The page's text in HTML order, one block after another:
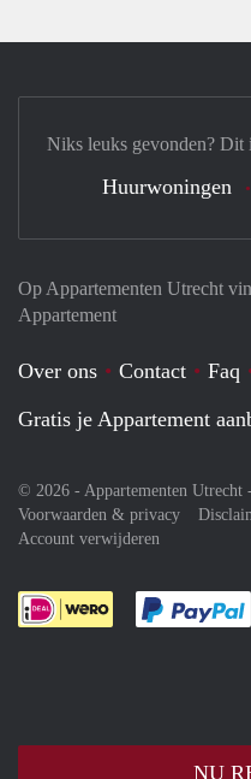
NU
Op Appartementen Utrecht
Appartement
Over ons Contact Faq
Gratis je Appartement
© 2026 - Appartementen Utrecht
Voorwaarden & privacy
Account verwijderen
Niks leuks gevonden? Dit
Huurwoningen